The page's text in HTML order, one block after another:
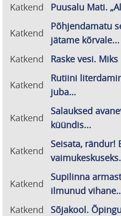
Katkend
Puusalu Mati.
Katkend
Põhjendamatu
jätame kõrvale...
Katkend Raske vesi.
Katkend
Rutiini
juba…
Katkend
Salauksed
küündis...
Katkend
Seisata, rändur!
Katkend
Supilinna
ilmunud
Katkend Sõjakool.